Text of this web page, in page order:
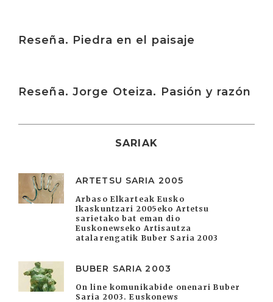
Reseña. Piedra en el paisaje
Reseña. Jorge Oteiza. Pasión y razón
SARIAK
ARTETSU SARIA 2005
Arbaso Elkarteak Eusko
Ikaskuntzari 2005eko Artetsu
sarietako bat eman dio
Euskonewseko Artisautza
atalarengatik Buber Saria 2003
BUBER SARIA 2003
On line komunikabide onenari Buber
Saria 2003. Euskonews